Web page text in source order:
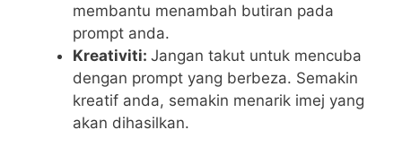
membantu menambah butiran pada
prompt anda.
Kreativiti: Jangan takut untuk mencuba
dengan prompt yang berbeza. Semakin
kreatif anda, semakin menarik imej yang
akan dihasilkan.